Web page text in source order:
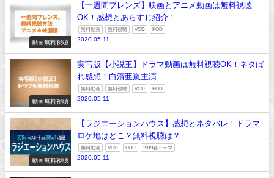
動画無料視聴
【一週間フレンズ】映画とアニメ動画は無料視聴
OK！感想とあらすじ紹介！
無料動画 無料視聴 VOD FOD
2020.05.11
動画無料視聴
実写版【小説王】ドラマ動画は無料視聴OK！ネタば
れ感想！白濱亜嵐主演
無料動画 無料視聴 VOD FOD
2020.05.11
動画無料視聴
【ラジエーションハウス】感想とネタバレ！ドラマ
ロケ地はどこ？無料視聴は？
無料動画 VOD FOD 2019春ドラマ
2020.05.11